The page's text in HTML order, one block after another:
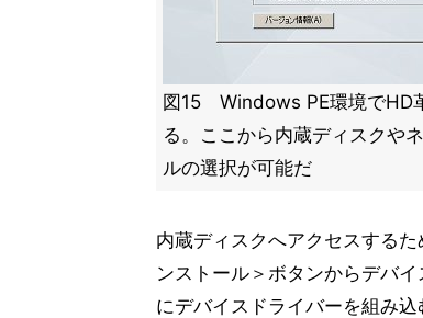
図15 Windows PE環境でHD
る。ここから内蔵ディスクや
ルの選択が可能だ
内蔵ディスクへアクセスする
ンストール＞ボタンからデバ
にデバイスドライバーを組み